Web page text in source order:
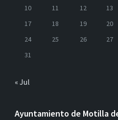
10
11 12 13
17
18 19 20
24
25 26 27
31
« Jul
Ayuntamiento de Motilla